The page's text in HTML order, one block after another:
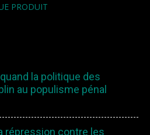
PRODUIT
la politique des
au populisme pénal
répression contre les